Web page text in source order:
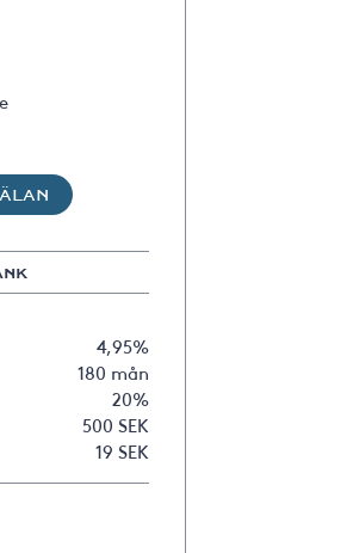
4,95%
180 mån
20%
500 SEK
19 SEK